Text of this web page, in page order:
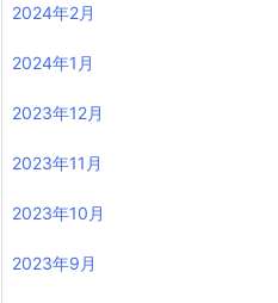
2024年2月
2024年1月
2023年12月
2023年11月
2023年10月
2023年9月